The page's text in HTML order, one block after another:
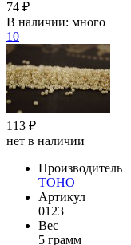
74 ₽
В наличии: много
10
113 ₽
нет в наличии
Производитель
TOHO
Артикул
0123
Вес
5 грамм